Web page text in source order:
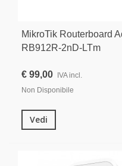
MikroTik Routerboard
RB912R-2nD-LTm
€ 99,00
IVA incl.
Non Disponibile
Vedi